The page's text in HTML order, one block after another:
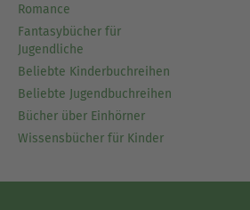
Romance
Fantasybücher für
Jugendliche
Beliebte Kinderbuchreihen
Beliebte Jugendbuchreihen
Bücher über Einhörner
Wissensbücher für Kinder